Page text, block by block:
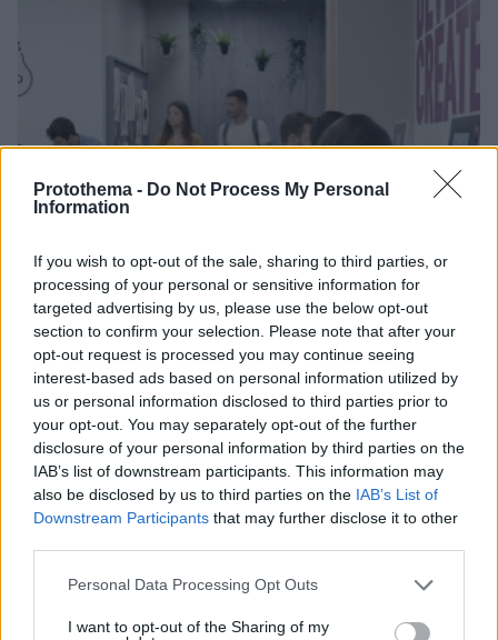
Protothema - Do Not Process My Personal
Information
If you wish to opt-out of the sale, sharing to third parties, or
processing of your personal or sensitive information for
targeted advertising by us, please use the below opt-out
section to confirm your selection. Please note that after your
opt-out request is processed you may continue seeing
interest-based ads based on personal information utilized by
us or personal information disclosed to third parties prior to
your opt-out. You may separately opt-out of the further
disclosure of your personal information by third parties on the
IAB’s list of downstream participants. This information may
also be disclosed by us to third parties on the IAB’s List of
Downstream Participants that may further disclose it to other
Please note that this website/app uses one or more Google
not limited to your visit or usage behaviour. You may click to
Personal Data Processing Opt Outs
I want to opt-out of the Sharing of my
Κάτι αλλάζει στον χάρτη της πανεπιστημιακής εκπαίδευσης
στην Ελλάδα
03.08.2026, 11:06
μεγάλων έργων
30.07.2026, 15:25
Διασκεδάζουμε υπεύθυνα, επιστρέφουμε με ασφάλεια